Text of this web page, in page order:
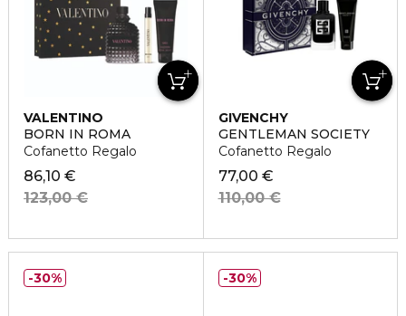
VALENTINO
BORN IN ROMA
Cofanetto Regalo
86,10 €
123,00 €
GIVENCHY
GENTLEMAN SOCIETY
Cofanetto Regalo
77,00 €
110,00 €
30% 30%